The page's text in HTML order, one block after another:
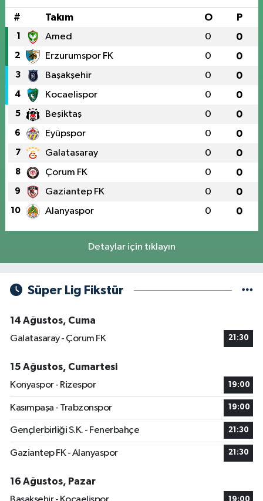
# Takım O P
1 Amed 0 0
2 Erzurumspor FK 0 0
3 Başakşehir 0 0
4 Kocaelispor 0 0
5 Beşiktaş 0 0
6 Eyüpspor 0 0
7 Galatasaray 0 0
8 Çorum FK 0 0
9 Gaziantep FK 0 0
10 Alanyaspor 0 0
Detaylar için tıklayın
Süper Lig Fikstür
14 Ağustos, Cuma
Galatasaray - Çorum FK
21:30
15 Ağustos, Cumartesi
Konyaspor - Rizespor
19:00
Kasımpaşa - Trabzonspor 19:00
Gençlerbirliği S.K. - Fenerbahçe 21:30
Gaziantep FK - Alanyaspor 21:30
16 Ağustos, Pazar
19:00